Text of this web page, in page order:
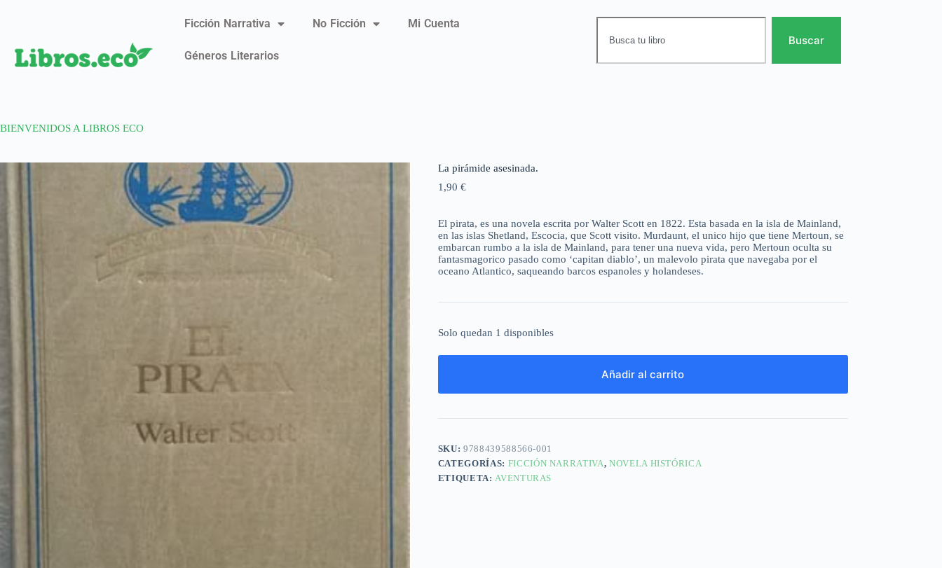
Ficción Narrativa No Ficción Mi Cuenta
Géneros Literarios
Buscar
BIENVENIDOS A LIBROS ECO
La pirámide asesinada.
1,90 €
El pirata, es una novela escrita por Walter Scott en 1822. Esta basada en la isla de Mainland,
en las islas Shetland, Escocia, que Scott visito. Murdaunt, el unico hijo que tiene Mertoun, se
embarcan rumbo a la isla de Mainland, para tener una nueva vida, pero Mertoun oculta su
fantasmagorico pasado como ‘capitan diablo’, un malevolo pirata que navegaba por el
oceano Atlantico, saqueando barcos espanoles y holandeses.
Solo quedan 1 disponibles
Añadir al carrito
SKU:9788439588566-001
CATEGORÍAS: FICCIÓN NARRATIVA, NOVELA HISTÓRICA
ETIQUETA: AVENTURAS